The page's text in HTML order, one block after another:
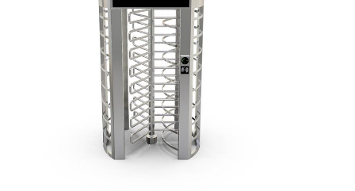
Kwaliteitscont
Neem
Contact Met
Ons Op
Nieuws